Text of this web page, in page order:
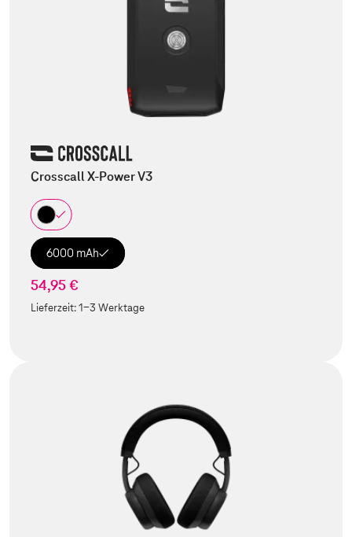
Crosscall X-Power V3
6000 mAh
54,95 €
Lieferzeit:1-3 Werktage